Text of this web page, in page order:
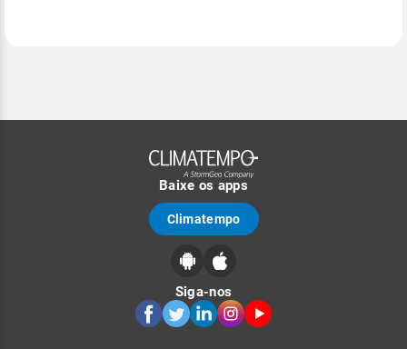
Baixe os apps
Climatempo
Siga-nos